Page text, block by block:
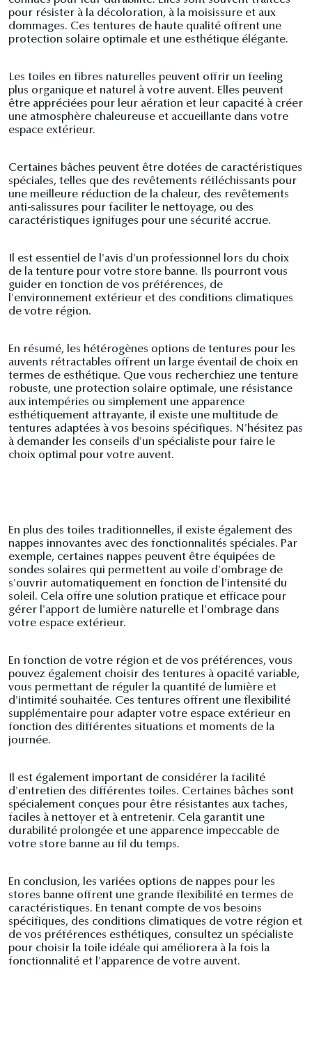
pour résister à la décoloration, à la moisissure et aux
dommages. Ces tentures de haute qualité offrent une
protection solaire optimale et une esthétique élégante.
Les toiles en fibres naturelles peuvent offrir un feeling
plus organique et naturel à votre auvent. Elles peuvent
être appréciées pour leur aération et leur capacité à créer
une atmosphère chaleureuse et accueillante dans votre
espace extérieur.
Certaines bâches peuvent être dotées de caractéristiques
spéciales, telles que des revêtements réfléchissants pour
une meilleure réduction de la chaleur, des revêtements
anti-salissures pour faciliter le nettoyage, ou des
caractéristiques ignifuges pour une sécurité accrue.
Il est essentiel de l'avis d'un professionnel lors du choix
de la tenture pour votre store banne. Ils pourront vous
guider en fonction de vos préférences, de
l'environnement extérieur et des conditions climatiques
de votre région.
En résumé, les hétérogènes options de tentures pour les
auvents rétractables offrent un large éventail de choix en
termes de esthétique. Que vous recherchiez une tenture
robuste, une protection solaire optimale, une résistance
aux intempéries ou simplement une apparence
esthétiquement attrayante, il existe une multitude de
tentures adaptées à vos besoins spécifiques. N'hésitez pas
à demander les conseils d'un spécialiste pour faire le
choix optimal pour votre auvent.
En plus des toiles traditionnelles, il existe également des
nappes innovantes avec des fonctionnalités spéciales. Par
exemple, certaines nappes peuvent être équipées de
sondes solaires qui permettent au voile d'ombrage de
s'ouvrir automatiquement en fonction de l'intensité du
soleil. Cela offre une solution pratique et efficace pour
gérer l'apport de lumière naturelle et l'ombrage dans
votre espace extérieur.
En fonction de votre région et de vos préférences, vous
pouvez également choisir des tentures à opacité variable,
vous permettant de réguler la quantité de lumière et
d'intimité souhaitée. Ces tentures offrent une flexibilité
supplémentaire pour adapter votre espace extérieur en
fonction des différentes situations et moments de la
journée.
Il est également important de considérer la facilité
d'entretien des différentes toiles. Certaines bâches sont
spécialement conçues pour être résistantes aux taches,
faciles à nettoyer et à entretenir. Cela garantit une
durabilité prolongée et une apparence impeccable de
votre store banne au fil du temps.
En conclusion, les variées options de nappes pour les
stores banne offrent une grande flexibilité en termes de
caractéristiques. En tenant compte de vos besoins
spécifiques, des conditions climatiques de votre région et
de vos préférences esthétiques, consultez un spécialiste
pour choisir la toile idéale qui améliorera à la fois la
fonctionnalité et l'apparence de votre auvent.